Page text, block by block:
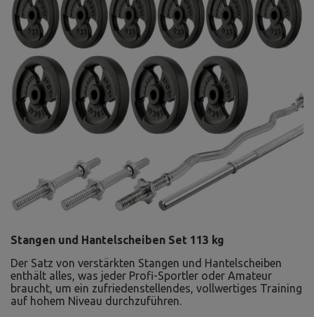
Stangen und Hantelscheiben Set 113 kg
Der Satz von verstärkten Stangen und Hantelscheiben
enthält alles, was jeder Profi-Sportler oder Amateur
braucht, um ein zufriedenstellendes, vollwertiges Training
auf hohem Niveau durchzuführen.